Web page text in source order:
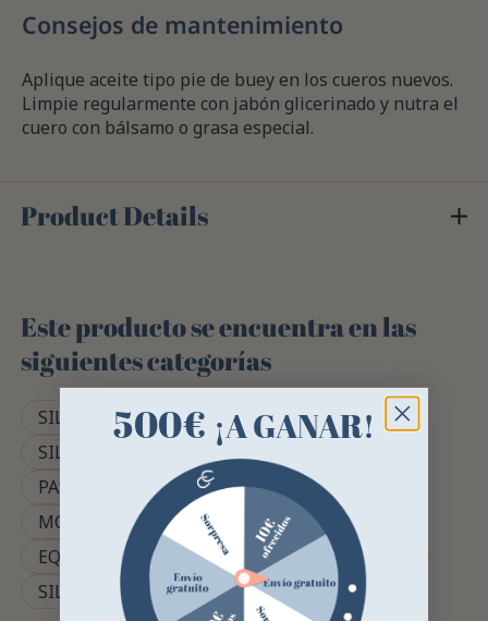
Consejos de mantenimiento
Aplique aceite tipo pie de buey en los cueros nuevos.
Limpie regularmente con jabón glicerinado y nutra el
cuero con bálsamo o grasa especial.
Product Details
Este producto se encuentra en las
siguientes categorías
SILLAS
SILLA PARA PASEO
SILLA EN CUERO
EQUIPAMIENTO PONÍ
PASEO Y SENDERISMO
MONTURA MONOFALDÓN
EQUITACION NIÑOS
SILLA USO GENERAL
SILLA NORTON
SILLA PONÍ
500€ ¡A GANAR!